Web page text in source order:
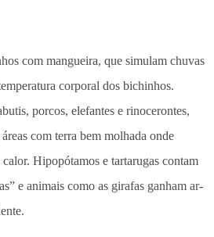
com mangueira, que simulam chuvas
corporal dos bichinhos.
porcos, elefantes e rinocerontes,
com terra bem molhada onde
Hipopótamos e tartarugas contam
e animais como as girafas ganham ar-